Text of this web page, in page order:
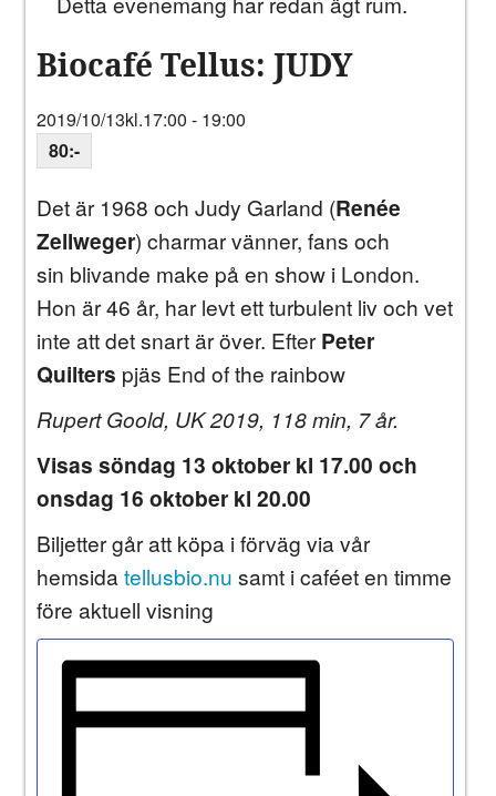
Biocafé Tellus: JUDY
2019/10/13kl.17:00 - 19:00
80:-
Det är 1968 och Judy Garland (Renée
Zellweger) charmar vänner, fans och
sin blivande make på en show i London.
Hon är 46 år, har levt ett turbulent liv och vet
inte att det snart är över. EfterPeter
Quilters pjäs End of the rainbow
Rupert Goold, UK 2019, 118 min, 7 år.
Visas söndag 13 oktober kl 17.00 och
onsdag 16 oktober kl 20.00
Biljetter går att köpa i förväg via vår
hemsidatellusbio.nu samt i caféet en timme
före aktuell visning